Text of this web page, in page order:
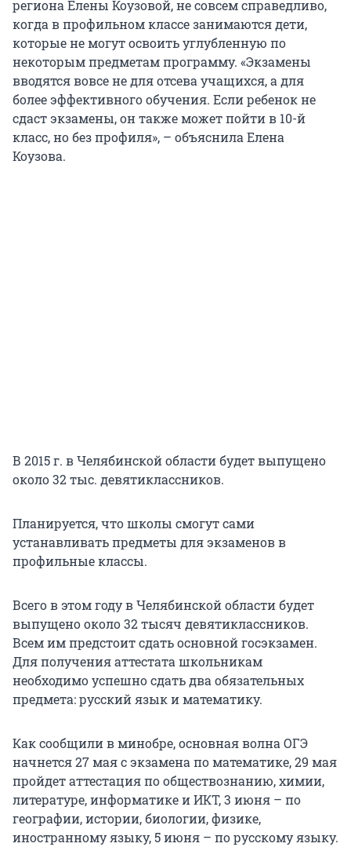
региона Елены Коузовой, не совсем справедливо,
когда в профильном классе занимаются дети,
которые не могут освоить углубленную по
некоторым предметам программу. «Экзамены
вводятся вовсе не для отсева учащихся, а для
более эффективного обучения. Если ребенок не
сдаст экзамены, он также может пойти в 10-й
класс, но без профиля», – объяснила Елена
Коузова.
В 2015 г. в Челябинской области будет выпущено
около 32 тыс. девятиклассников.
Планируется, что школы смогут сами
устанавливать предметы для экзаменов в
профильные классы.
Всего в этом году в Челябинской области будет
выпущено около 32 тысяч девятиклассников.
Всем им предстоит сдать основной госэкзамен.
Для получения аттестата школьникам
необходимо успешно сдать два обязательных
предмета: русский язык и математику.
Как сообщили в минобре, основная волна ОГЭ
начнется 27 мая с экзамена по математике, 29 мая
пройдет аттестация по обществознанию, химии,
литературе, информатике и ИКТ, 3 июня – по
географии, истории, биологии, физике,
иностранному языку, 5 июня – по русскому языку.